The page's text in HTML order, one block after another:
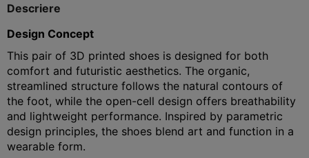
Descriere
Design Concept
This pair of 3D printed shoes is designed for both
comfort and futuristic aesthetics. The organic,
streamlined structure follows the natural contours of
the foot, while the open-cell design offers breathability
and lightweight performance. Inspired by parametric
design principles, the shoes blend art and function in a
wearable form.